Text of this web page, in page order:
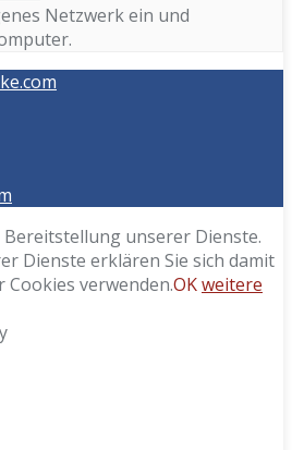
Netzwerk ein und
unserer Dienste.
Dienste erklären Sie sich damit
Cookies verwenden.OKweitere